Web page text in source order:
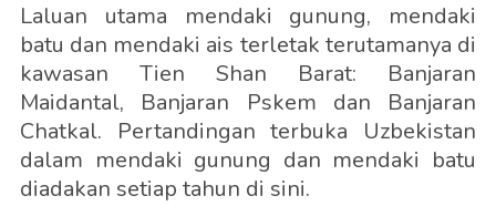
Laluan utama mendaki gunung, mendaki
batu dan mendaki ais terletak terutamanya di
kawasan Tien Shan Barat: Banjaran
Maidantal, Banjaran Pskem dan Banjaran
Chatkal. Pertandingan terbuka Uzbekistan
dalam mendaki gunung dan mendaki batu
diadakan setiap tahun di sini.